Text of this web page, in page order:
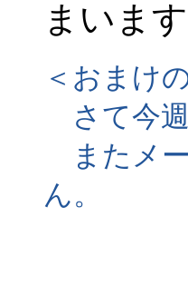
まいます
＜おまけ
さて今週
またメ
ん。